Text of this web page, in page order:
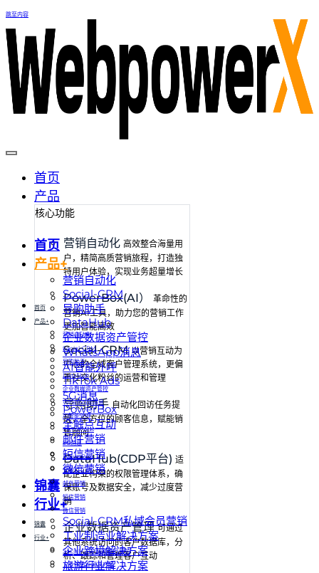
跳至内容
首页
产品
核心功能
营销自动化 高效整合海量用
户，精简高质营销旅程，打造独
特用户体验，实现业务超量增长
PowerBox(AI）
革命性的
营销AI工具，助力您的营销工作
更加智能高效
Social-CRM 以营销互动为
中心的全域客户管理系统，更偏
重社交化粉丝的运营和管理
导购助手 ⾃动化回访任务提
醒，全⽅位的顾客信息，赋能销
售顾问
DataHub(CDP平台) 适
配企业构架的权限管理体系，确
保账号及数据安全，减少过度营
销
企业数据资产管理 可通过
其他系统访问的客户数据库，分
析、跟踪和管理客户互动
首页
产品+
营销自动化
Social-CRM
导购助手
DataHub
企业数据资产管控
WhatsApp消息
AI智能外呼
TikTok Ads
5G消息
PowerBox
全触点互动
邮件营销
短信营销
微信营销
锦囊
行业+
Social-CRM私域会员营销
工业制造业解决方案
企业跨境解决方案
旅游行业解决方案
首页
产品+
营销自动化
Social-CRM
导购助手
DataHub
企业数据资产管控
WhatsApp消息
AI智能外呼
TikTok Ads
5G消息
PowerBox
全触点互动
邮件营销
短信营销
微信营销
锦囊
行业+
Social-CRM私域会员营销
工业制造业解决方案